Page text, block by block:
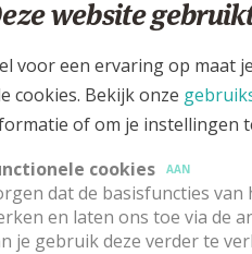
1, 1500 Halle
website
voor een ervaring op maat
cookies. Bekijk onze
of om je instellingen
cookies
AAN
dat de basisfuncties
en laten ons toe via de
je gebruik deze verder te